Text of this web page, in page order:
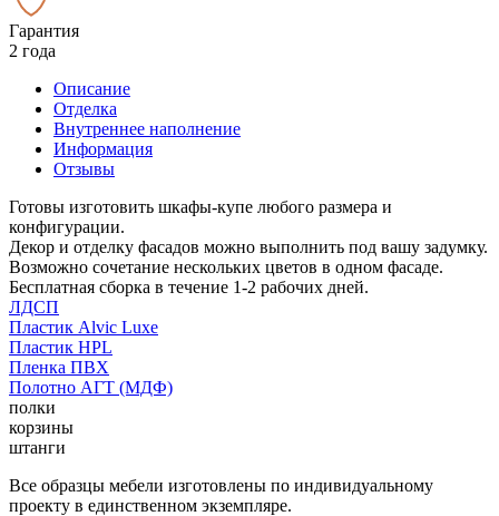
Гарантия
2 года
Описание
Отделка
Внутреннее наполнение
Информация
Отзывы
Готовы изготовить шкафы-купе любого размера и
конфигурации.
Декор и отделку фасадов можно выполнить под вашу задумку.
Возможно сочетание нескольких цветов в одном фасаде.
Бесплатная сборка в течение 1-2 рабочих дней.
ЛДСП
Пластик Alvic Luxe
Пластик HPL
Пленка ПВХ
Полотно АГТ (МДФ)
полки
корзины
штанги
Все образцы мебели изготовлены по индивидуальному
проекту в единственном экземпляре.